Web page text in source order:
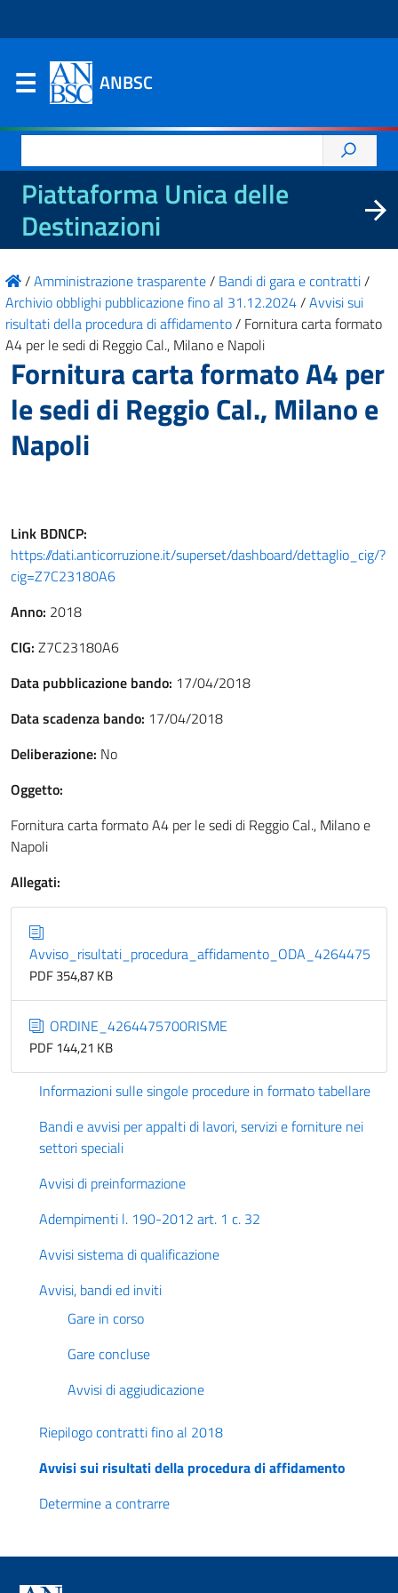
ANBSC
per:
Piattaforma Unica delle
Destinazioni
/Amministrazione trasparente/ Bandi di gara e contratti/
Archivio obblighi pubblicazione fino al 31.12.2024/Avvisi sui
risultati della procedura di affidamento/ Fornitura carta formato
A4 per le sedi di Reggio Cal., Milano e Napoli
Fornitura carta formato A4 per
le sedi di Reggio Cal., Milano e
Napoli
Link BDNCP:
https://dati.anticorruzione.it/superset/dashboard/dettaglio_cig/?
cig=Z7C23180A6
Anno: 2018
CIG: Z7C23180A6
Data pubblicazione bando: 17/04/2018
Data scadenza bando: 17/04/2018
Deliberazione: No
Oggetto:
Fornitura carta formato A4 per le sedi di Reggio Cal., Milano e
Napoli
Allegati:
Avviso_risultati_procedura_affidamento_ODA_4264475
PDF 354,87 KB
ORDINE_4264475700RISME
PDF 144,21 KB
Informazioni sulle singole procedure in formato tabellare
Bandi e avvisi per appalti di lavori, servizi e forniture nei
settori speciali
Avvisi di preinformazione
Adempimenti l. 190-2012 art. 1 c. 32
Avvisi sistema di qualificazione
Avvisi, bandi ed inviti
Gare in corso
Gare concluse
Avvisi di aggiudicazione
Riepilogo contratti fino al 2018
Avvisi sui risultati della procedura di affidamento
Determine a contrarre